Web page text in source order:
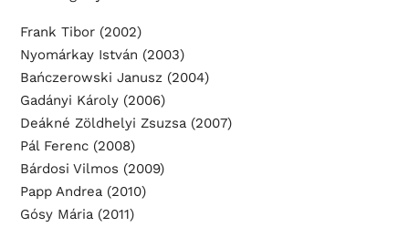
Frank Tibor (2002)
Nyomárkay István (2003)
Bańczerowski Janusz (2004)
Gadányi Károly (2006)
Deákné Zöldhelyi Zsuzsa (2007)
Pál Ferenc (2008)
Bárdosi Vilmos (2009)
Papp Andrea (2010)
Gósy Mária (2011)